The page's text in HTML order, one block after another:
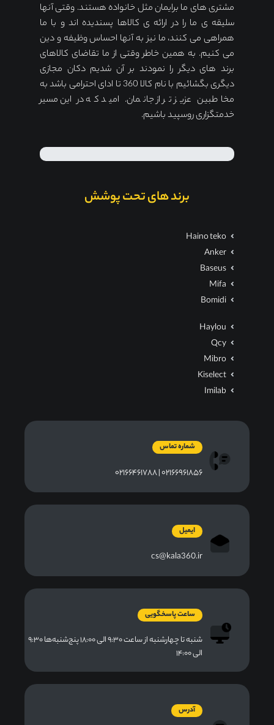
مشتری های ما برایمان مثل خانواده هستند. وقتی آنها
سلیقه ی ما را در ارائه ی کالاها پسندیده اند و با ما
همراهی می کنند، ما نیز به آنها احساس وظیفه و دین
می کنیم. به همین خاطر وقتی از ما تقاضای کالاهای
برند های دیگر را نمودند بر آن شدیم دکان مجازی
دیگری بگشائیم با نام کالا 360 تا ادای احترامی باشد به
مخاطبین عزیز تر از جانمان. امید که در این مسیر
خدمتگزاری روسپید باشیم.
برند های تحت پوشش
Haino teko
Anker
Baseus
Mifa
Bomidi
Haylou
Qcy
Mibro
Kiselect
Imilab
شماره تماس
۰۲۱۶۶۹۶۱۸۵۶ | ۰۲۱۶۶۴۶۱۷۸۸
ایمیل
cs@kala360.ir
ساعت پاسخگویی
شنبه تا چهارشنبه از ساعت ۹:۳۰ الی ۱۸:۰۰ پنج‌شنبه‌ها ۹:۳۰
الی ۱۴:۰۰
آدرس